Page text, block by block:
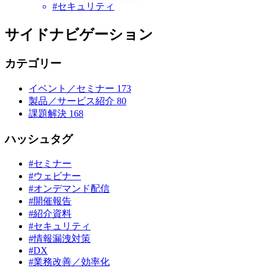
#セキュリティ
サイドナビゲーション
カテゴリー
イベント／セミナー 173
製品／サービス紹介 80
課題解決 168
ハッシュタグ
#セミナー
#ウェビナー
#オンデマンド配信
#開催報告
#紹介資料
#セキュリティ
#情報漏洩対策
#DX
#業務改善／効率化